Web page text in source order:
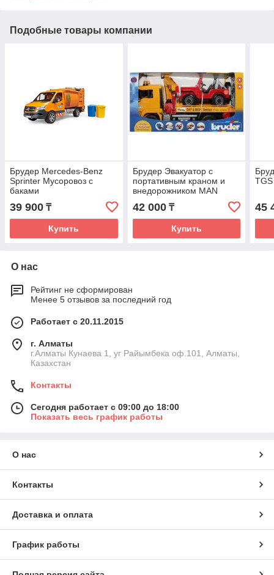
Подобные товары компании
Брудер Mercedes-Benz
Sprinter Мусоровоз с
баками
39 900 ₸
Купить
Брудер Эвакуатор с
портативным краном и
внедорожником MAN
42 000₸
Купить
TGS
45
О нас
Рейтинг не сформирован
Менее 5 отзывов за последний год
Работает с 20.11.2015
г. Алматы
г.Алматы Кунаева 1, уг Райымбека оф.101, Алматы,
Казахстан
Контакты
Сегодня работает с 09:00 до 18:00
Показать весь график работы
О нас
Контакты
Доставка и оплата
График работы